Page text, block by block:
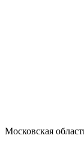
Московская